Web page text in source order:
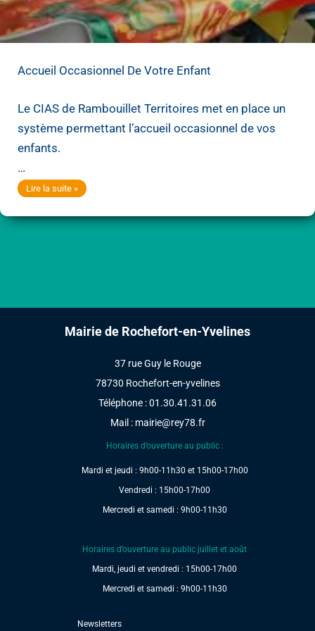
Accueil Occasionnel De Votre Enfant
Le CIAS de Rambouillet Territoires met en place un
système permettant l’accueil occasionnel de vos
enfants.
…
Accueil
de
Lire la suite »
Mairie de Rochefort-en-Yvelines
37 rue Guy le Rouge
78730 Rochefort-en-yvelines
Téléphone : 01.30.41.31.06
Mail : mairie@rey78.fr
Horaires d’ouverture au public :
Mardi et jeudi : 9h00-11h30 et 15h00-17h00
Vendredi : 15h00-17h00
Mercredi et samedi : 9h00-11h30
Horaires d’ouverture au public juillet et août
Mardi, jeudi et vendredi : 15h00-17h00
Mercredi et samedi : 9h00-11h30
Newsletters